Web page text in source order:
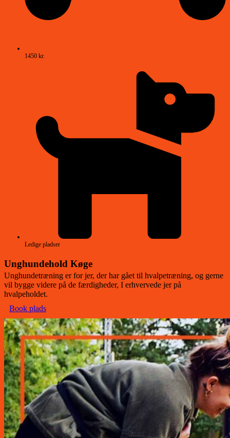
1450 kr.
Ledige pladser
Unghundehold Køge
Unghundetræning er for jer, der har gået til hvalpetræning, og gerne
vil bygge videre på de færdigheder, I erhvervede jer på
hvalpeholdet.
Book plads